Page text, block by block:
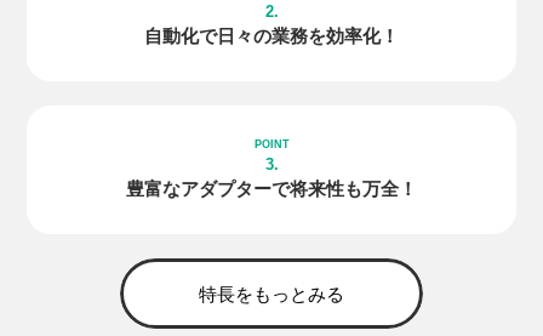
2.
自動化で日々の業務を効率化！
3.
豊富なアダプターで将来性も万全！
特長をもっとみる